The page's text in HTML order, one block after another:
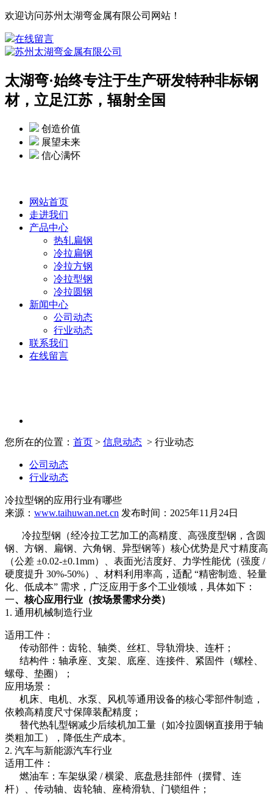
欢迎访问苏州太湖弯金属有限公司网站！
在线留言
太湖弯·始终专注于生产研发特种非标钢
材，立足江苏，辐射全国
创造价值
展望未来
信心满怀
网站首页
走进我们
产品中心
热轧扁钢
冷拉扁钢
冷拉方钢
冷拉型钢
冷拉圆钢
新闻中心
公司动态
行业动态
联系我们
在线留言
您所在的位置： 首页 > 信息动态 > 行业动态
公司动态
行业动态
冷拉型钢的应用行业有哪些
来源： www.taihuwan.net.cn 发布时间：2025年11月24日
冷拉型钢（经冷拉工艺加工的高精度、高强度型钢，含圆
钢、方钢、扁钢、六角钢、异型钢等）核心优势是尺寸精度高
（公差 ±0.02-±0.1mm）、表面光洁度好、力学性能优（强度 /
硬度提升 30%-50%）、材料利用率高，适配 “精密制造、轻量
化、低成本” 需求，广泛应用于多个工业领域，具体如下：
一、核心应用行业（按场景需求分类）
1. 通用机械制造行业
适用工件：
传动部件：齿轮、轴类、丝杠、导轨滑块、连杆；
结构件：轴承座、支架、底座、连接件、紧固件（螺栓、
螺母、垫圈）；
应用场景：
机床、电机、水泵、风机等通用设备的核心零部件制造，
依赖高精度尺寸保障装配精度；
替代热轧型钢减少后续机加工量（如冷拉圆钢直接用于轴
类粗加工），降低生产成本。
2. 汽车与新能源汽车行业
适用工件：
燃油车：车架纵梁 / 横梁、底盘悬挂部件（摆臂、连
杆）、传动轴、齿轮轴、座椅滑轨、门锁组件；